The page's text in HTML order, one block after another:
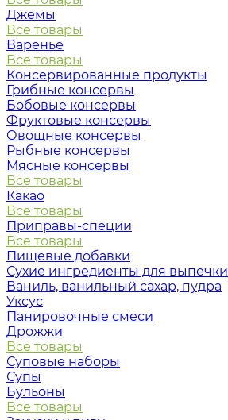
Джемы
Все товары
Варенье
Все товары
Консервированные продукты
Грибные консервы
Бобовые консервы
Фруктовые консервы
Овощные консервы
Рыбные консервы
Мясные консервы
Все товары
Какао
Все товары
Приправы-специи
Все товары
Пищевые добавки
Сухие ингредиенты для выпечки
Ваниль, ванильный сахар, пудра
Уксус
Панировочные смеси
Дрожжи
Все товары
Суповые наборы
Супы
Бульоны
Все товары